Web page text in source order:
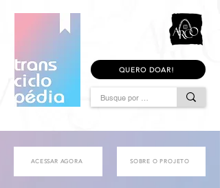
QUERO DOAR!
ACESSAR AGORA SOBRE O PROJETO